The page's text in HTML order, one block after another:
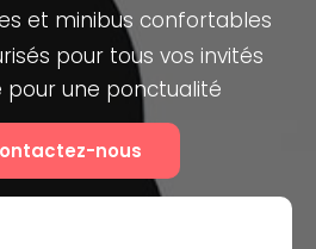
et minibus confortables
pour tous vos invités
pour une ponctualité
nous